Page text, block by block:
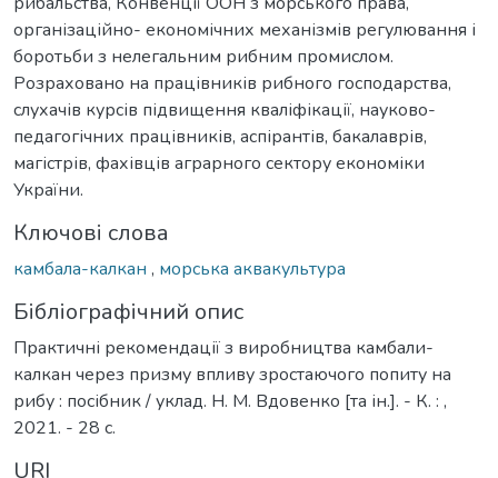
організаційно- економічних механізмів регулювання і
боротьби з нелегальним рибним промислом.
Розраховано на працівників рибного господарства,
слухачів курсів підвищення кваліфікації, науково-
педагогічних працівників, аспірантів, бакалаврів,
магістрів, фахівців аграрного сектору економіки
України.
Ключові слова
камбала-калкан , морська аквакультура
Бібліографічний опис
Практичні рекомендації з виробництва камбали-
калкан через призму впливу зростаючого попиту на
рибу : посібник / уклад. Н. М. Вдовенко [та ін.]. - К. : ,
2021. - 28 с.
URI